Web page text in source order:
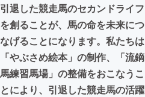
引退した競走馬のセカンドライフ
を創ることが、馬の命を未来につ
なげることになります。私たちは
「やぶさめ絵本」の制作、「流鏑
馬練習馬場」の整備をおこなうこ
とにより、引退した競走馬の活躍